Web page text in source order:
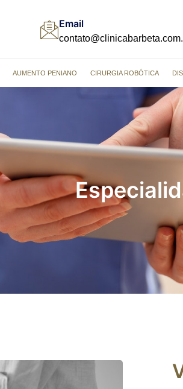
Email
AUMENTO PENIANO CIRURGIA ROBÓTICA